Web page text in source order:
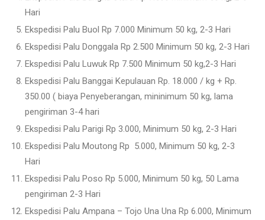
Hari
Ekspedisi Palu Buol Rp 7.000 Minimum 50 kg, 2-3 Hari
Ekspedisi Palu Donggala Rp 2.500 Minimum 50 kg, 2-3 Hari
Ekspedisi Palu Luwuk Rp 7.500 Minimum 50 kg,2-3 Hari
Ekspedisi Palu Banggai Kepulauan Rp. 18.000 / kg + Rp.
350.00 ( biaya Penyeberangan, mininimum 50 kg, lama
pengiriman 3-4 hari
Ekspedisi Palu Parigi Rp 3.000, Minimum 50 kg, 2-3 Hari
Ekspedisi Palu Moutong Rp 5.000, Minimum 50 kg, 2-3
Hari
Ekspedisi Palu Poso Rp 5.000, Minimum 50 kg, 50 Lama
pengiriman 2-3 Hari
Ekspedisi Palu Ampana – Tojo Una Una Rp 6.000, Minimum